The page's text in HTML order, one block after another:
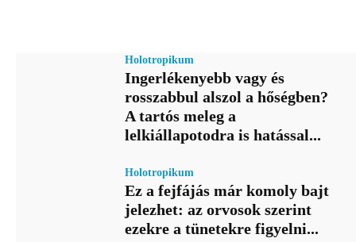
Holotropikum
Ingerlékenyebb vagy és
rosszabbul alszol a hőségben?
A tartós meleg a
lelkiállapotodra is hatással...
Holotropikum
Ez a fejfájás már komoly bajt
jelezhet: az orvosok szerint
ezekre a tünetekre figyelni...